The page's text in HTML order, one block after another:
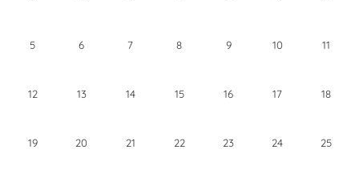
5 6 7 8 9 10 11
12 13 14 15 16 17 18
19 20 21 22 23 24 25